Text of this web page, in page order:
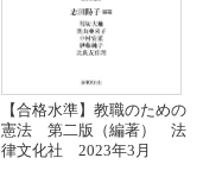
【合格水準】教職のための
憲法 第二版（編著） 法
律文化社 2023年3月